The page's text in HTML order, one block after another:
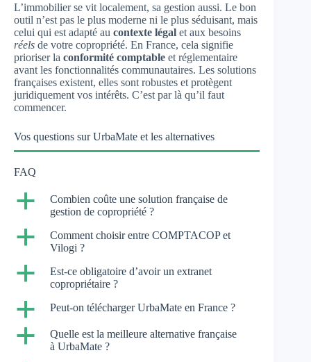
L’immobilier se vit localement, sa gestion aussi. Le bon
outil n’est pas le plus moderne ni le plus séduisant, mais
celui qui est adapté au contexte légal et aux besoins
réels de votre copropriété. En France, cela signifie
prioriser la conformité comptable et réglementaire
avant les fonctionnalités communautaires. Les solutions
françaises existent, elles sont robustes et protègent
juridiquement vos intérêts. C’est par là qu’il faut
commencer.
Vos questions sur UrbaMate et les alternatives
FAQ
a
Combien coûte une solution française de
gestion de copropriété ?
a
Comment choisir entre COMPTACOP et
Vilogi ?
a
Est-ce obligatoire d’avoir un extranet
copropriétaire ?
a Peut-on télécharger UrbaMate en France ?
a
Quelle est la meilleure alternative française
à UrbaMate ?